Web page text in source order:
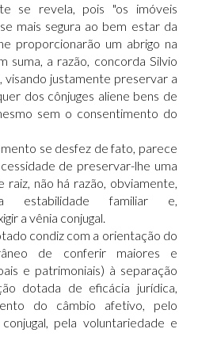
se revela, pois "os imóveis
mais segura ao bem estar da
proporcionarão um abrigo na
suma, a razão, concorda Silvio
visando justamente preservar a
dos cônjuges aliene bens de
sem o consentimento do
se desfez de fato, parece
de preservar-lhe uma
raiz, não há razão, obviamente,
familiar e,
a vênia conjugal.
condiz com a orientação do
de conferir maiores e
e patrimoniais) à separação
dotada de eficácia jurídica,
do câmbio afetivo, pelo
pela voluntariedade e